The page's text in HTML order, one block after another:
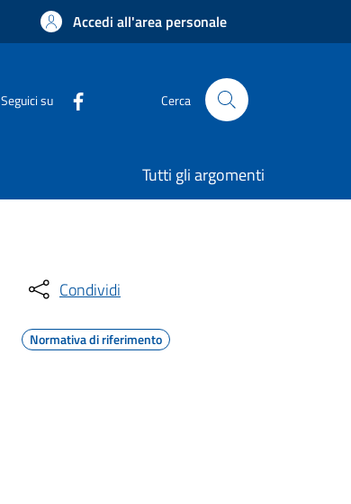
Accedi all'area personale
Seguici su Cerca
Tutti gli argomenti
Condividi
Normativa di riferimento